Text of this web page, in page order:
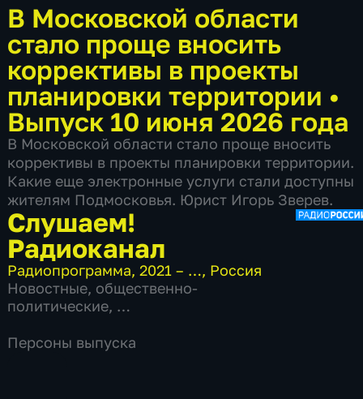
В Московской области
стало проще вносить
коррективы в проекты
планировки территории •
Выпуск 10 июня 2026 года
В Московской области стало проще вносить
коррективы в проекты планировки территории.
Какие еще электронные услуги стали доступны
жителям Подмосковья. Юрист Игорь Зверев.
Слушаем!
Радиоканал
Радиопрограмма,2021 – …, Россия
Новостные, общественно-
политические,
Персоны выпуска